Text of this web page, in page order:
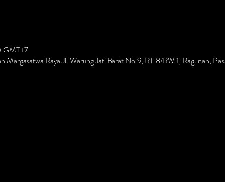
GMT+7
Margasatwa Raya Jl. Warung Jati Barat No.9, RT.8/RW.1, Ragunan,